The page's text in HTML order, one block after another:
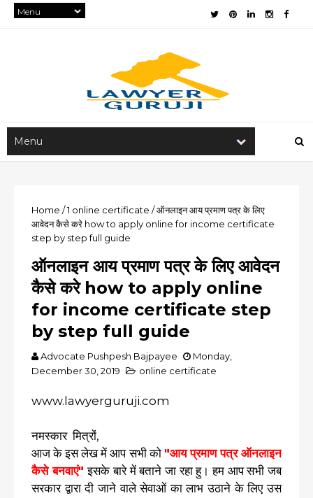
Home /1 online certificate /ऑनलाइन आय प्रमाण पत्र के लिए
आवेदन कैसे करे how to apply online for income certificate
step by step full guide
ऑनलाइन आय प्रमाण पत्र के लिए आवेदन
कैसे करे how to apply online
for income certificate step
by step full guide
Advocate Pushpesh Bajpayee
Monday,
December 30, 2019
online certificate
www.lawyerguruji.com
नमस्कार मित्रों,
आज के इस लेख में आप सभी को "आय प्रमाण पत्र ऑनलाइन
कैसे बनवाएं"इसके बारे में बताने जा रहा हु। हम आप सभी जब
सरकार द्वारा दी जाने वाले सेवाओं का लाभ उठाने के लिए उस